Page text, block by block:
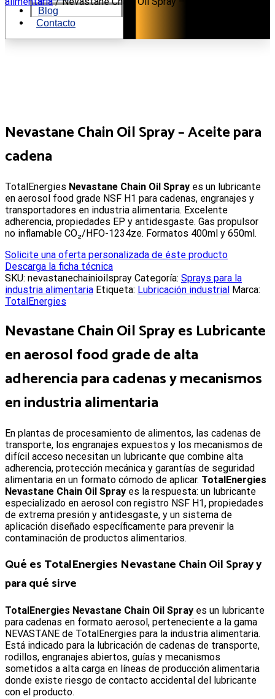
Blog
Contacto
contenido
Nevastane Chain Oil Spray – Aceite para
cadena
TotalEnergies Nevastane Chain Oil Spray es un lubricante
en aerosol food grade NSF H1 para cadenas, engranajes y
transportadores en industria alimentaria. Excelente
adherencia, propiedades EP y antidesgaste. Gas propulsor
no inflamable CO₂/HFO-1234ze. Formatos 400ml y 650ml.
Solicite una oferta personalizada de éste producto
Descarga la ficha técnica
SKU: nevastanechainioilspray Categoría: Sprays para la
industria alimentaria Etiqueta: Lubricación industrial Marca:
TotalEnergies
Nevastane Chain Oil Spray es Lubricante
en aerosol food grade de alta
adherencia para cadenas y mecanismos
en industria alimentaria
En plantas de procesamiento de alimentos, las cadenas de
transporte, los engranajes expuestos y los mecanismos de
difícil acceso necesitan un lubricante que combine alta
adherencia, protección mecánica y garantías de seguridad
alimentaria en un formato cómodo de aplicar. TotalEnergies
Nevastane Chain Oil Spray es la respuesta: un lubricante
especializado en aerosol con registro NSF H1, propiedades
de extrema presión y antidesgaste, y un sistema de
aplicación diseñado específicamente para prevenir la
contaminación de productos alimentarios.
Qué es TotalEnergies Nevastane Chain Oil Spray y
para qué sirve
TotalEnergies Nevastane Chain Oil Spray es un lubricante
para cadenas en formato aerosol, perteneciente a la gama
NEVASTANE de TotalEnergies para la industria alimentaria.
Está indicado para la lubricación de cadenas de transporte,
rodillos, engranajes abiertos, guías y mecanismos
sometidos a alta carga en líneas de producción alimentaria
donde existe riesgo de contacto accidental del lubricante
con el producto.